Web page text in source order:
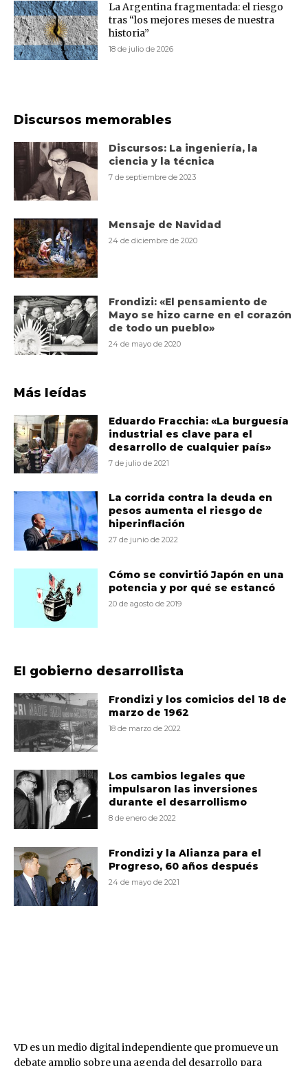
La Argentina fragmentada: el riesgo
tras “los mejores meses de nuestra
historia”
18 de julio de 2026
Discursos memorables
Discursos: La ingeniería, la
ciencia y la técnica
7 de septiembre de 2023
Mensaje de Navidad
24 de diciembre de 2020
Frondizi: «El pensamiento de
Mayo se hizo carne en el corazón
de todo un pueblo»
24 de mayo de 2020
Más leídas
Eduardo Fracchia: «La burguesía
industrial es clave para el
desarrollo de cualquier país»
7 de julio de 2021
La corrida contra la deuda en
pesos aumenta el riesgo de
hiperinflación
27 de junio de 2022
Cómo se convirtió Japón en una
potencia y por qué se estancó
20 de agosto de 2019
El gobierno desarrollista
Frondizi y los comicios del 18 de
marzo de 1962
18 de marzo de 2022
Los cambios legales que
impulsaron las inversiones
durante el desarrollismo
8 de enero de 2022
Frondizi y la Alianza para el
Progreso, 60 años después
24 de mayo de 2021
VD es un medio digital independiente que promueve un
debate amplio sobre una agenda del desarrollo para